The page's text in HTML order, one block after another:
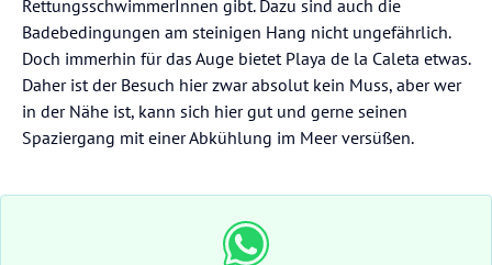
RettungsschwimmerInnen gibt. Dazu sind auch die
Badebedingungen am steinigen Hang nicht ungefährlich.
Doch immerhin für das Auge bietet Playa de la Caleta etwas.
Daher ist der Besuch hier zwar absolut kein Muss, aber wer
in der Nähe ist, kann sich hier gut und gerne seinen
Spaziergang mit einer Abkühlung im Meer versüßen.